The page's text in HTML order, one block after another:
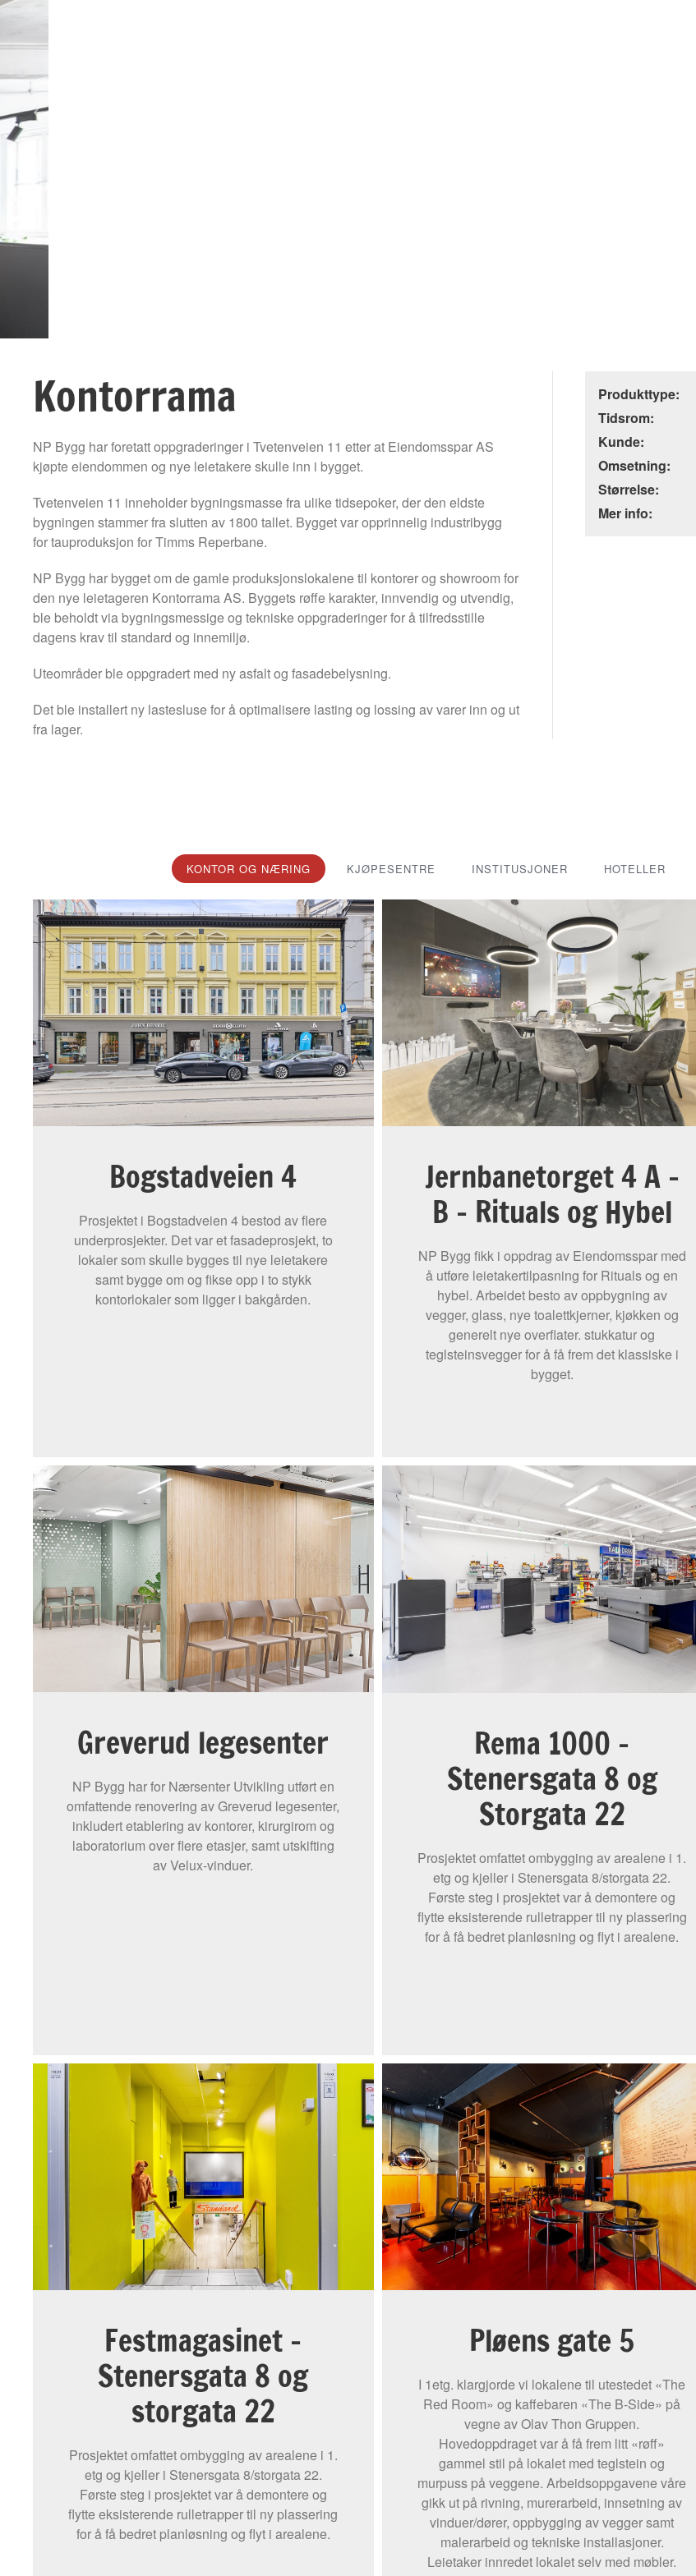
Kontorrama
NP Bygg har foretatt oppgraderinger i Tvetenveien 11 etter at Eiendomsspar AS
kjøpte eiendommen og nye leietakere skulle inn i bygget.
Tvetenveien 11 inneholder bygningsmasse fra ulike tidsepoker, der den eldste
bygningen stammer fra slutten av 1800 tallet. Bygget var opprinnelig industribygg
for tauproduksjon for Timms Reperbane.
NP Bygg har bygget om de gamle produksjonslokalene til kontorer og showroom for
den nye leietageren Kontorrama AS. Byggets røffe karakter, innvendig og utvendig,
ble beholdt via bygningsmessige og tekniske oppgraderinger for å tilfredsstille
dagens krav til standard og innemiljø.
Uteområder ble oppgradert med ny asfalt og fasadebelysning.
Det ble installert ny lastesluse for å optimalisere lasting og lossing av varer inn og ut
fra lager.
Produkttype:
Tidsrom:
Kunde:
Omsetning:
Størrelse:
Mer info:
KONTOR OG NÆRING KJØPESENTRE INSTITUSJONER HOTELLER
Bogstadveien 4
Prosjektet i Bogstadveien 4 bestod av flere
underprosjekter. Det var et fasadeprosjekt, to
lokaler som skulle bygges til nye leietakere
samt bygge om og fikse opp i to stykk
kontorlokaler som ligger i bakgården.
Jernbanetorget 4 A –
B – Rituals og Hybel
NP Bygg fikk i oppdrag av Eiendomsspar med
å utføre leietakertilpasning for Rituals og en
hybel. Arbeidet besto av oppbygning av
vegger, glass, nye toalettkjerner, kjøkken og
generelt nye overflater. stukkatur og
teglsteinsvegger for å få frem det klassiske i
bygget.
Greverud legesenter
NP Bygg har for Nærsenter Utvikling utført en
omfattende renovering av Greverud legesenter,
inkludert etablering av kontorer, kirurgirom og
laboratorium over flere etasjer, samt utskifting
av Velux-vinduer.
Rema 1000 -
Stenersgata 8 og
Storgata 22
Prosjektet omfattet ombygging av arealene i 1.
etg og kjeller i Stenersgata 8/storgata 22.
Første steg i prosjektet var å demontere og
flytte eksisterende rulletrapper til ny plassering
for å få bedret planløsning og flyt i arealene.
Festmagasinet -
Stenersgata 8 og
storgata 22
Prosjektet omfattet ombygging av arealene i 1.
etg og kjeller i Stenersgata 8/storgata 22.
Første steg i prosjektet var å demontere og
flytte eksisterende rulletrapper til ny plassering
for å få bedret planløsning og flyt i arealene.
Pløens gate 5
I 1etg. klargjorde vi lokalene til utestedet «The
Red Room» og kaffebaren «The B-Side» på
vegne av Olav Thon Gruppen.
Hovedoppdraget var å få frem litt «røff»
gammel stil på lokalet med teglstein og
murpuss på veggene. Arbeidsoppgavene våre
gikk ut på rivning, murerarbeid, innsetning av
vinduer/dører, oppbygging av vegger samt
malerarbeid og tekniske installasjoner.
Leietaker innredet lokalet selv med møbler.